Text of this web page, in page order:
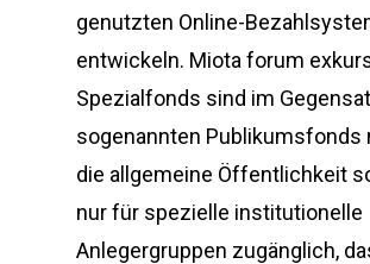
genutzten Online-
entwickeln. Miota forum
Spezialfonds sind im
sogenannten Publikumsfonds
die allgemeine Öffentlichkeit
nur für spezielle institutionelle
Anlegergruppen zugänglich,